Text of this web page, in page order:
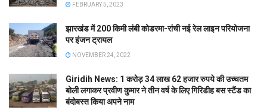
FEBRUARY 5, 2023
झारखंड में 200 किमी लंबी कोडरमा-रांची नई रेल लाइन परियोजना
पर इंजन ट्रायल
NOVEMBER 24, 2022
Giridih News: 1 करोड़ 34 लाख 62 हजार रुपये की उच्चतम
बोली लगाकर प्रवीण कुमार ने तीन वर्ष के लिए गिरिडीह बस स्टैंड का
बंदोबस्त किया अपने नाम